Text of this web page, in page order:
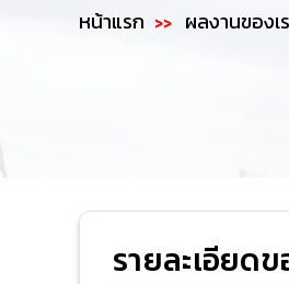
หน้าแรก >> ผลงานของเ
รายละเอียด